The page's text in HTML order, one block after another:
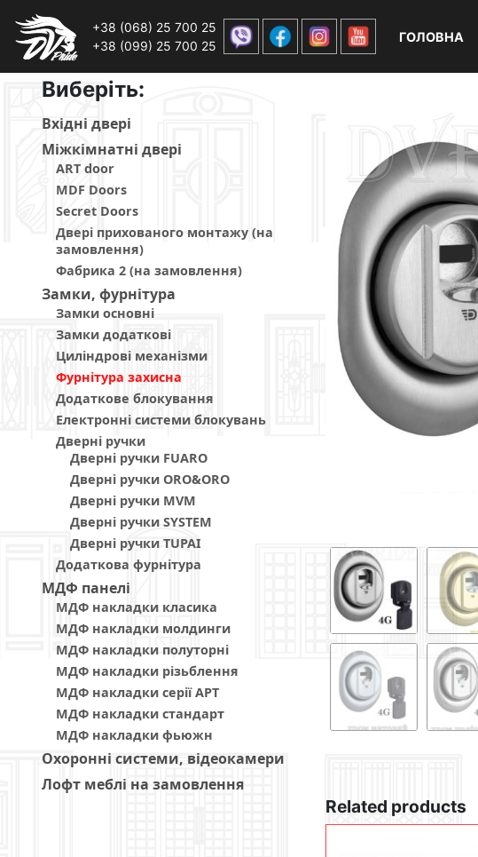
+38 (068) 25 700 25
+38 (099) 25 700 25
ГОЛОВНА
Виберiть:
Вхiднi дверi
Мiжкiмнатнi дверi
ART door
MDF Doors
Secret Doors
Двері прихованого монтажу (на
замовлення)
Фабрика 2 (на замовлення)
Замки, фурнітура
Замки основні
Замки додаткові
Циліндрові механізми
Фурнітура захисна
Додаткове блокування
Електронні системи блокувань
Дверні ручки
Дверні ручки FUARO
Дверні ручки ORO&ORO
Дверні ручки MVM
Дверні ручки SYSTEM
Дверні ручки TUPAI
Додаткова фурнітура
МДФ панелi
МДФ накладки класика
МДФ накладки молдинги
МДФ накладки полуторні
МДФ накладки різьблення
МДФ накладки серії АРТ
МДФ накладки стандарт
МДФ накладки фьюжн
Охоронні системи, відеокамери
Лофт меблі на замовлення
Related products